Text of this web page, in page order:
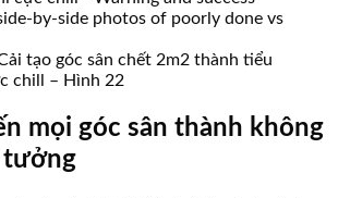
tạo góc sân chết 2m2 thành tiểu
chill – Hình 22
mọi góc sân thành không
tưởng